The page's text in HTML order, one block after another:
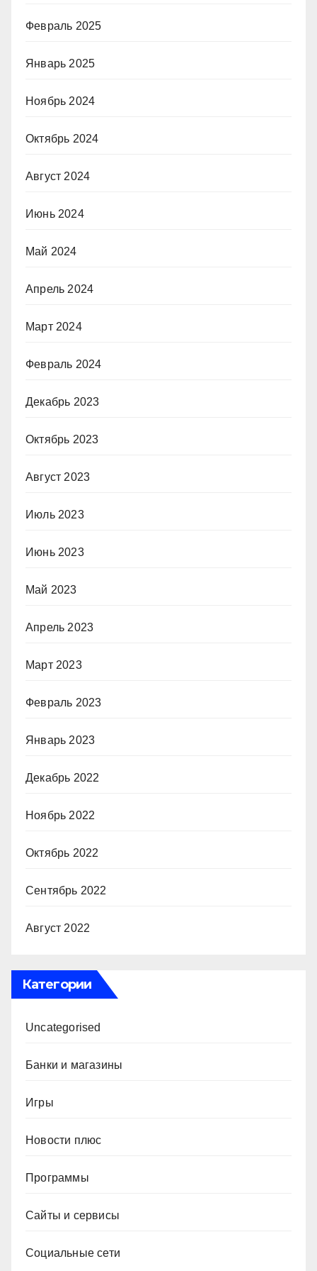
Февраль 2025
Январь 2025
Ноябрь 2024
Октябрь 2024
Август 2024
Июнь 2024
Май 2024
Апрель 2024
Март 2024
Февраль 2024
Декабрь 2023
Октябрь 2023
Август 2023
Июль 2023
Июнь 2023
Май 2023
Апрель 2023
Март 2023
Февраль 2023
Январь 2023
Декабрь 2022
Ноябрь 2022
Октябрь 2022
Сентябрь 2022
Август 2022
Категории
Uncategorised
Банки и магазины
Игры
Новости плюс
Программы
Сайты и сервисы
Социальные сети